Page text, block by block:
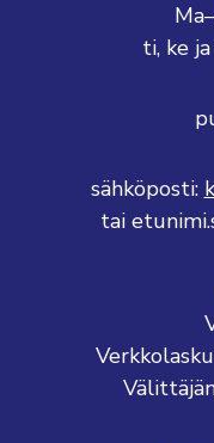
ti, ke
sähköposti:
tai